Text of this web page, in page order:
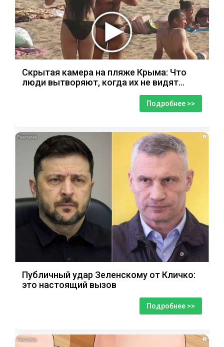
Скрытая камера на пляже Крыма: Что
люди вытворяют, когда их не видят...
Подробнее >>
i
Публичный удар Зеленскому от Кличко:
это настоящий вызов
Подробнее >>
i